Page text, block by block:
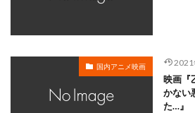
パット・バトラム
パトリス・ルコ
パパイヤ鈴木
パラサイト製作委員
パラマウント映画
パンツェッタ
パース・ピアース
ヒュー・ウェ
国内アニメ映画 2021
映画『
かない
た…』